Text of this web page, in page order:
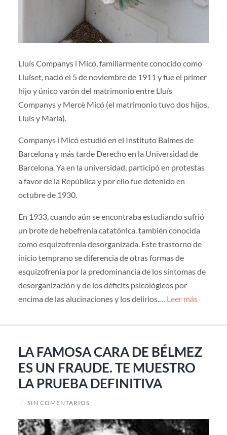
Lluís Companys i Micó, familiarmente conocido como
Lluïset, nació el 5 de noviembre de 1911 y fue el primer
hijo y único varón del matrimonio entre Lluís
Companys y Mercè Micó (el matrimonio tuvo dos hijos,
Lluís y Maria).
Companys i Micó estudió en el Instituto Balmes de
Barcelona y más tarde Derecho en la Universidad de
Barcelona. Ya en la universidad, participó en protestas
a favor de la República y por ello fue detenido en
octubre de 1930.
En 1933, cuando aún se encontraba estudiando sufrió
un brote de hebefrenia catatónica. también conocida
como esquizofrenia desorganizada. Este trastorno de
inicio temprano se diferencia de otras formas de
esquizofrenia por la predominancia de los síntomas de
desorganización y de los déficits psicológicos por
encima de las alucinaciones y los delirios.… Leer más
LA FAMOSA CARA DE BÉLMEZ
ES UN FRAUDE. TE MUESTRO
LA PRUEBA DEFINITIVA
/ SIN COMENTARIOS